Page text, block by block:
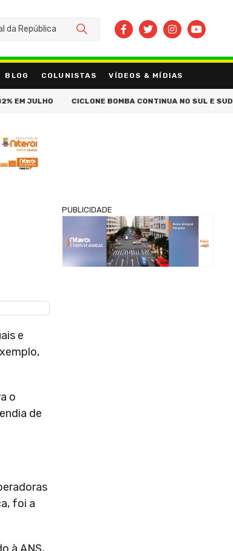
BLOG COLUNISTAS VÍDEOS & MÍDIAS
JULHO CICLONE BOMBA CONTINUA NO SUL E
BUSCAR
e
o
de
foi a
PUBLICIDADE